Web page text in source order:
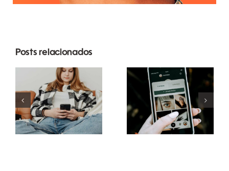
Posts relacionados
Estratégias
inovadoras
para
aumentar a
visibilidade
de grupos
no
Melhores
práticas
para usar
filtros de
realidade
aumentada